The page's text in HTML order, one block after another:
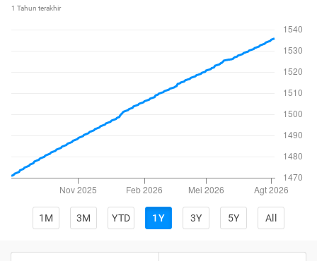
1 Tahun terakhir
1M 3M YTD 1Y 3Y 5Y All